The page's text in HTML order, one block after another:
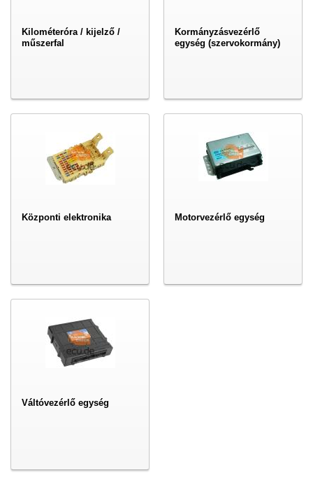
Kilométeróra / kijelző /
műszerfal
Kormányzásvezérlő
egység (szervokormány)
Központi elektronika Motorvezérlő egység
Váltóvezérlő egység